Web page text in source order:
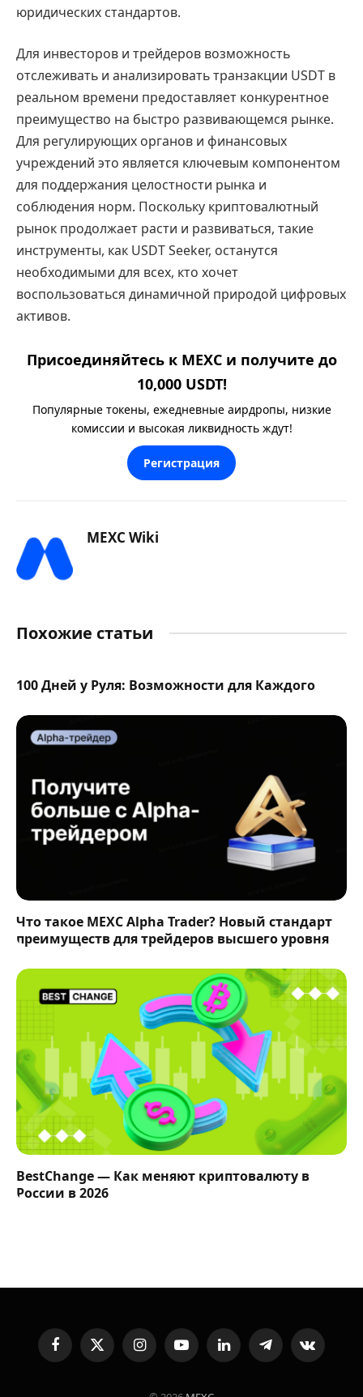
юридических стандартов.
Для инвесторов и трейдеров возможность
отслеживать и анализировать транзакции USDT в
реальном времени предоставляет конкурентное
преимущество на быстро развивающемся рынке.
Для регулирующих органов и финансовых
учреждений это является ключевым компонентом
для поддержания целостности рынка и
соблюдения норм. Поскольку криптовалютный
рынок продолжает расти и развиваться, такие
инструменты, как USDT Seeker, останутся
необходимыми для всех, кто хочет
воспользоваться динамичной природой цифровых
активов.
Присоединяйтесь к MEXC и получите до
10,000 USDT!
Популярные токены, ежедневные аирдропы, низкие
комиссии и высокая ликвидность ждут!
Регистрация
MEXC Wiki
Похожие статьи
100 Дней у Руля: Возможности для Каждого
Что такое MEXC Alpha Trader? Новый стандарт
преимуществ для трейдеров высшего уровня
BestChange — Как меняют криптовалюту в
России в 2026
FacebookX
(Twitter)
InstagramYouTubeLinkedInTelegramVKontakte